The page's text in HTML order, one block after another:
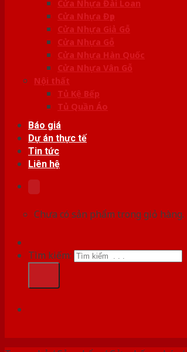
Cửa Nhựa Đài Loan
Cửa Nhựa Đẹp
Cửa Nhựa Giả Gỗ
Cửa Nhựa Gỗ
Cửa Nhựa Hàn Quốc
Cửa Nhựa Vân Gỗ
Nội thất
Tủ Kệ Bếp
Tủ Quần Áo
Báo giá
Dự án thực tế
Tin tức
Liên hệ
Chưa có sản phẩm trong giỏ hàng.
Tìm kiếm: